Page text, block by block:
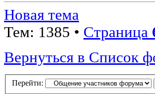
Новая тема
Тем: 1385 • Страница
Вернуться в Список
Перейти: